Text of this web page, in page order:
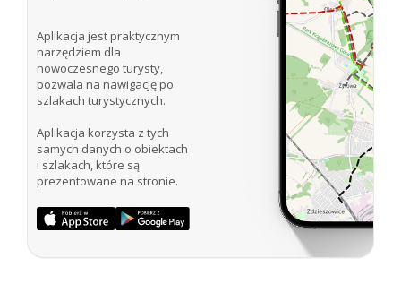
Aplikacja jest praktycznym
narzędziem dla
nowoczesnego turysty,
pozwala na nawigację po
szlakach turystycznych.
Aplikacja korzysta z tych
samych danych o obiektach
i szlakach, które są
prezentowane na stronie.